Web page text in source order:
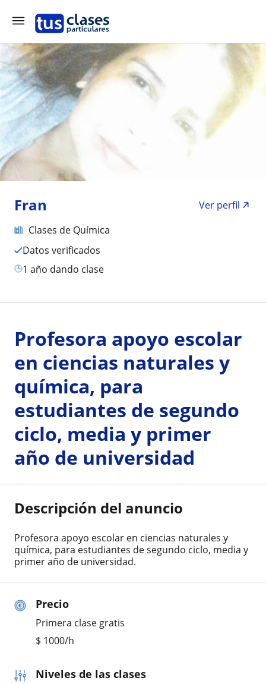
Fran
Ver perfil
Clases de Química
Datos verificados
1 año dando clase
Precio
Primera clase gratis
$ 1000/h
Niveles de las clases
Profesora apoyo escolar
en ciencias naturales y
química, para
estudiantes de segundo
ciclo, media y primer
año de universidad
Descripción del anuncio
Profesora apoyo escolar en ciencias naturales y
química, para estudiantes de segundo ciclo, media y
primer año de universidad.